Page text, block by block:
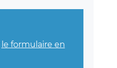
le formulaire en